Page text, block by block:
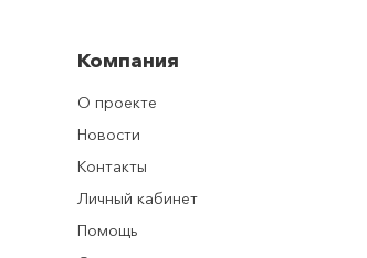
Компания
О проекте
Новости
Контакты
Личный кабинет
Помощь